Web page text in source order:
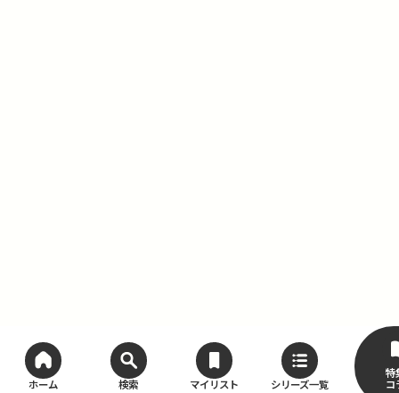
ホーム 検索 マイリスト シリーズ一覧
特
コ